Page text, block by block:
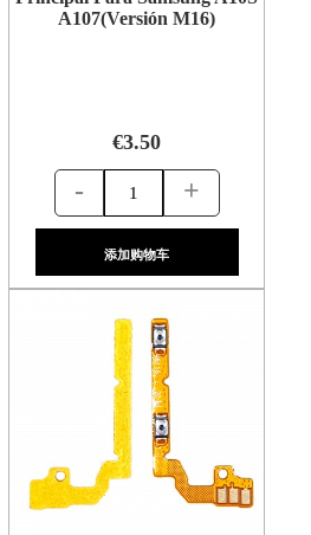
A107(Versión M16)
€3.50
- +
添加购物车